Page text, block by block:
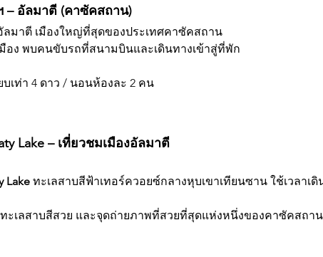
– อัลมาตี (คาซัคสถาน)
อัลมาตี เมืองใหญ่ที่สุดของประเทศคาซัคสถาน
อง พบคนขับรถที่สนามบินและเดินทางเข้าสู่ที่พัก
บเท่า 4 ดาว / นอนห้องละ 2 คน
Lake – เที่ยวชมเมืองอัลมาตี
Lake ทะเลสาบสีฟ้าเทอร์ควอยซ์กลางหุบเขาเทียนซาน ใช้เวลาเ
ทะเลสาบสีสวย และจุดถ่ายภาพที่สวยที่สุดแห่งหนึ่งของคาซัคสถาน